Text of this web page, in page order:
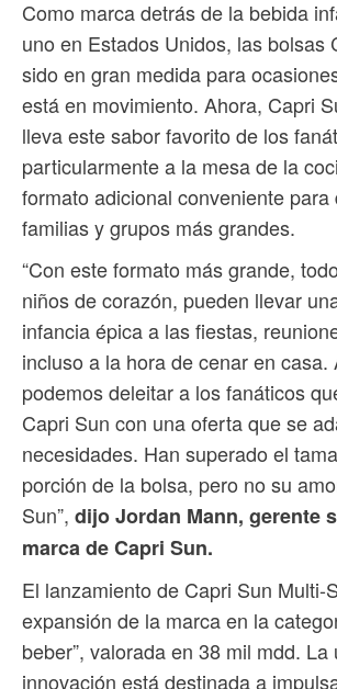
Como marca detrás de la bebida
uno en Estados Unidos, las bolsas
sido en gran medida para
está en movimiento. Ahora, Capri
lleva este sabor favorito de los
particularmente a la mesa de la
formato adicional conveniente para
familias y grupos más grandes.
“Con este formato más grande,
niños de corazón, pueden llevar
infancia épica a las fiestas,
incluso a la hora de cenar en casa.
podemos deleitar a los fanáticos
Capri Sun con una oferta que se
necesidades. Han superado el
porción de la bolsa, pero no su
Sun”, dijo Jordan Mann, gerente
marca de Capri Sun.
El lanzamiento de Capri Sun Multi-
expansión de la marca en la
beber”, valorada en 38 mil mdd. La
innovación está destinada a